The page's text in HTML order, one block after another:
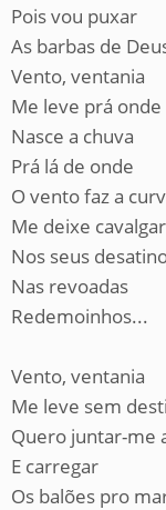
Pois vou puxar
As barbas de
Vento, ventania
Me leve prá onde
Nasce a chuva
Prá lá de onde
O vento faz a
Me deixe cavalgar
Nos seus
Nas revoadas
Redemoinhos...
Vento, ventania
Me leve sem
Quero juntar-me
E carregar
Os balões pro